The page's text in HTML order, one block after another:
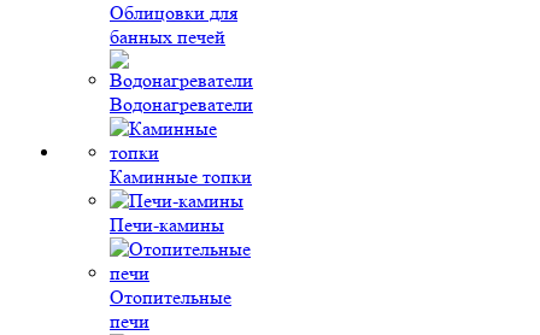
Облицовки для
банных печей
Водонагреватели
Каминные топки
Печи-камины
Отопительные
печи